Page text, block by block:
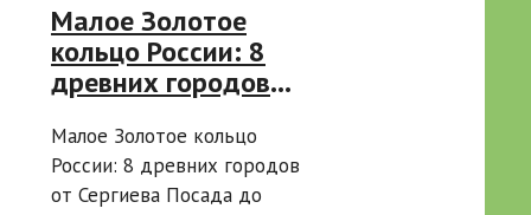
Малое Золотое
кольцо России: 8
древних городов
Посада до
Владимира
Малое Золотое кольцо
России: 8 древних городов
от Сергиева Посада до